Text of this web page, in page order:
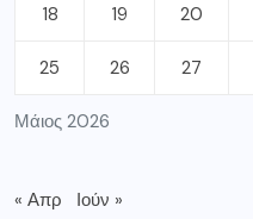
Μάιος 2026
18 19 20
25 26 27
« Απρ Ιούν »